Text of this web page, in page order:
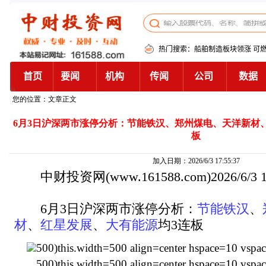
您的位置：文章正文
6月3日沪深两市涨停分析：节能铁汉、郑州煤电、天洋新材
板
加入日期：2026/6/3 17:55:37
中财投资网 (www.161588.com)2026/6/3
6月3日沪深两市涨停分析： 节能铁汉 、
材、 红星发展、 大有能源均3连板
500)this.width=500 align=center hspace=10